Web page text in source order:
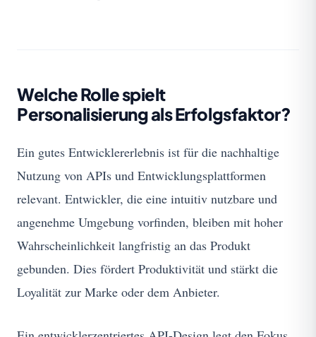
Welche Rolle spielt
Personalisierung als Erfolgsfaktor?
Ein gutes Entwicklererlebnis ist für die nachhaltige
Nutzung von APIs und Entwicklungsplattformen
relevant. Entwickler, die eine intuitiv nutzbare und
angenehme Umgebung vorfinden, bleiben mit hoher
Wahrscheinlichkeit langfristig an das Produkt
gebunden. Dies fördert Produktivität und stärkt die
Loyalität zur Marke oder dem Anbieter.